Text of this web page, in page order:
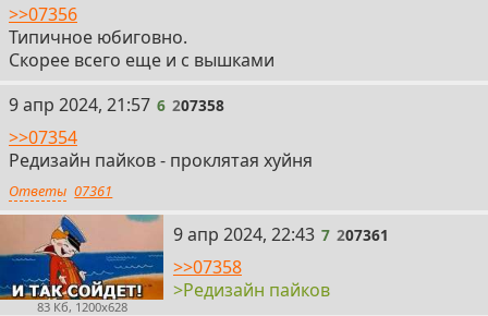
>>07356
Типичное юбиговно.
Скорее всего еще и с вышками
6
9 апр 2024, 21:57 6 207358
>>07354
Редизайн пайков - проклятая хуйня
Ответы 07361
83 Кб, 1200x628
7
9 апр 2024, 22:43 7 207361
>>07358
>Редизайн пайков